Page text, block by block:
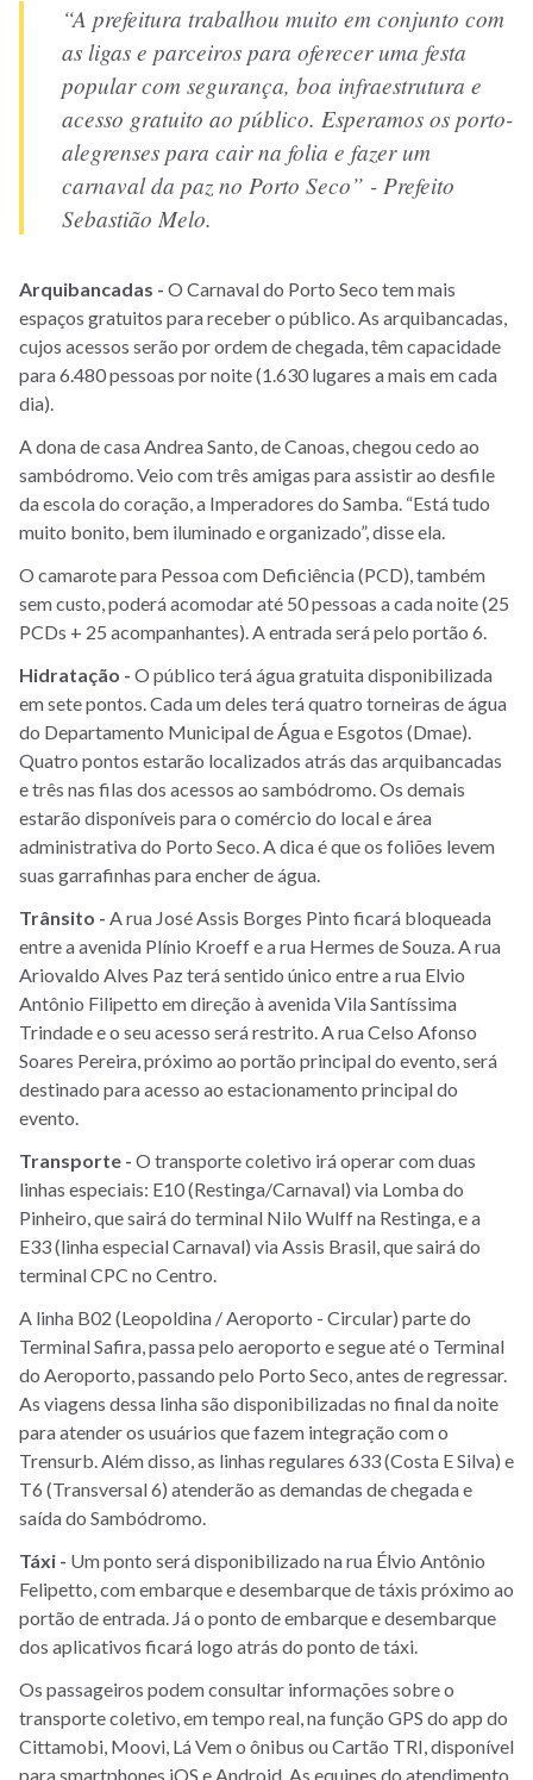
“A prefeitura trabalhou muito em conjunto com
as ligas e parceiros para oferecer uma festa
popular com segurança, boa infraestrutura e
acesso gratuito ao público. Esperamos os porto-
alegrenses para cair na folia e fazer um
carnaval da paz no Porto Seco” - Prefeito
Sebastião Melo.
Arquibancadas - O Carnaval do Porto Seco tem mais
espaços gratuitos para receber o público. As arquibancadas,
cujos acessos serão por ordem de chegada, têm capacidade
para 6.480 pessoas por noite (1.630 lugares a mais em cada
dia).
A dona de casa Andrea Santo, de Canoas, chegou cedo ao
sambódromo. Veio com três amigas para assistir ao desfile
da escola do coração, a Imperadores do Samba. “Está tudo
muito bonito, bem iluminado e organizado”, disse ela.
O camarote para Pessoa com Deficiência (PCD), também
sem custo, poderá acomodar até 50 pessoas a cada noite (25
PCDs + 25 acompanhantes). A entrada será pelo portão 6.
Hidratação - O público terá água gratuita disponibilizada
em sete pontos. Cada um deles terá quatro torneiras de água
do Departamento Municipal de Água e Esgotos (Dmae).
Quatro pontos estarão localizados atrás das arquibancadas
e três nas filas dos acessos ao sambódromo. Os demais
estarão disponíveis para o comércio do local e área
administrativa do Porto Seco. A dica é que os foliões levem
suas garrafinhas para encher de água.
Trânsito - A rua José Assis Borges Pinto ficará bloqueada
entre a avenida Plínio Kroeff e a rua Hermes de Souza. A rua
Ariovaldo Alves Paz terá sentido único entre a rua Elvio
Antônio Filipetto em direção à avenida Vila Santíssima
Trindade e o seu acesso será restrito. A rua Celso Afonso
Soares Pereira, próximo ao portão principal do evento, será
destinado para acesso ao estacionamento principal do
evento.
Transporte - O transporte coletivo irá operar com duas
linhas especiais: E10 (Restinga/Carnaval) via Lomba do
Pinheiro, que sairá do terminal Nilo Wulff na Restinga, e a
E33 (linha especial Carnaval) via Assis Brasil, que sairá do
terminal CPC no Centro.
A linha B02 (Leopoldina / Aeroporto - Circular) parte do
Terminal Safira, passa pelo aeroporto e segue até o Terminal
do Aeroporto, passando pelo Porto Seco, antes de regressar.
As viagens dessa linha são disponibilizadas no final da noite
para atender os usuários que fazem integração com o
Trensurb. Além disso, as linhas regulares 633 (Costa E Silva) e
T6 (Transversal 6) atenderão as demandas de chegada e
saída do Sambódromo.
Táxi - Um ponto será disponibilizado na rua Élvio Antônio
Felipetto, com embarque e desembarque de táxis próximo ao
portão de entrada. Já o ponto de embarque e desembarque
dos aplicativos ficará logo atrás do ponto de táxi.
Os passageiros podem consultar informações sobre o
transporte coletivo, em tempo real, na função GPS do app do
Cittamobi, Moovi, Lá Vem o ônibus ou Cartão TRI, disponível
para smartphones iOS e Android. As equipes do atendimento